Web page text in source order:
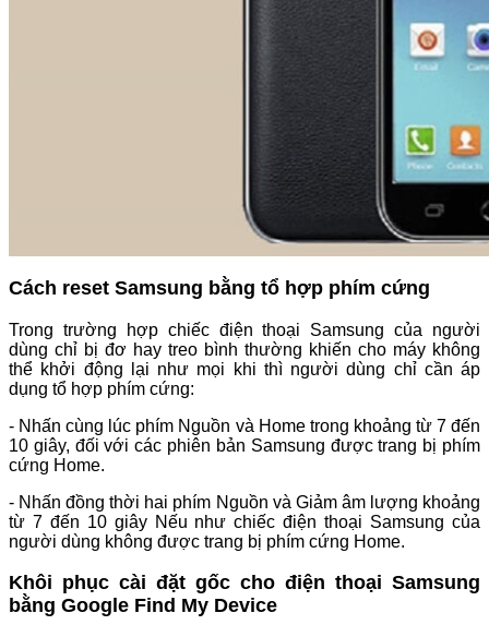
Cách reset Samsung bằng tổ hợp phím cứng
Trong trường hợp chiếc điện thoại Samsung của người
dùng chỉ bị đơ hay treo bình thường khiến cho máy không
thể khởi động lại như mọi khi thì người dùng chỉ cần áp
dụng tổ hợp phím cứng:
- Nhấn cùng lúc phím Nguồn và Home trong khoảng từ 7 đến
10 giây, đối với các phiên bản Samsung được trang bị phím
cứng Home.
- Nhấn đồng thời hai phím Nguồn và Giảm âm lượng khoảng
từ 7 đến 10 giây Nếu như chiếc điện thoại Samsung của
người dùng không được trang bị phím cứng Home.
Khôi phục cài đặt gốc cho điện thoại Samsung
bằng Google Find My Device